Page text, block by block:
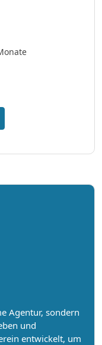
Agentur, sondern
und
entwickelt, um